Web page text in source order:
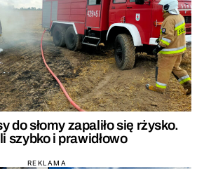
do słomy zapaliło się rżysko.
szybko i prawidłowo
REKLAMA